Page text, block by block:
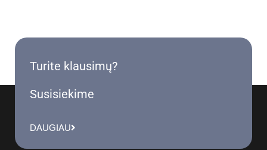
Turite klausimų?
Susisiekime
DAUGIAU